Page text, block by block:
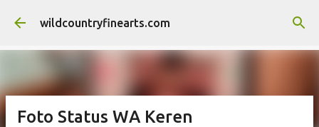
Langsung ke konten utama
wildcountryfinearts.com
Foto Status WA Keren